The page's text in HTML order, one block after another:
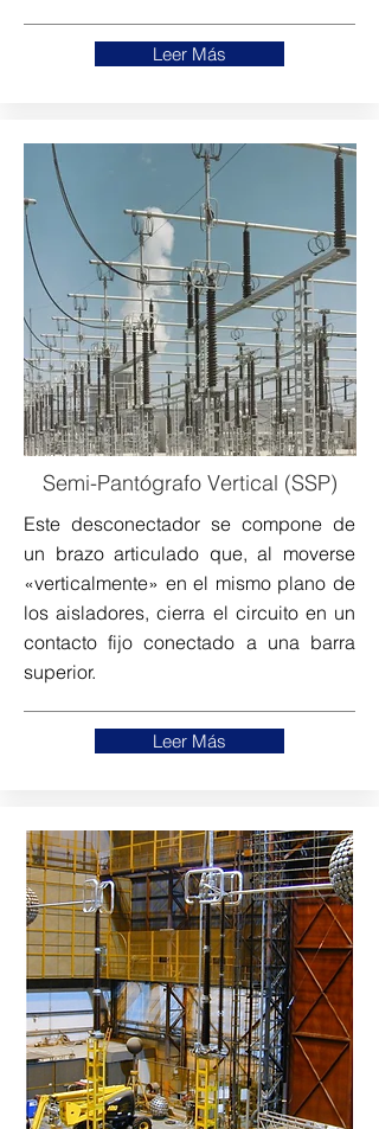
Leer Más
Semi-Pantógrafo Vertical (SSP)
Este desconectador se compone de
un brazo articulado que, al moverse
«verticalmente» en el mismo plano de
los aisladores, cierra el circuito en un
contacto fijo conectado a una barra
superior.
Leer Más